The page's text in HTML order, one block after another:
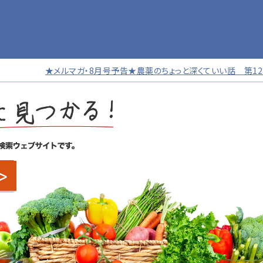
★メルマガ・8月号予告★農薬のちょっと深くていい話 第121号